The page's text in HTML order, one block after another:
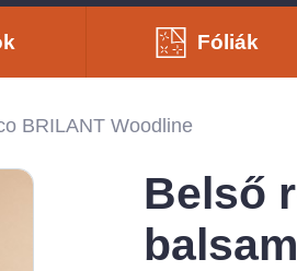
Fóliák
BRILANT Woodline
Belső